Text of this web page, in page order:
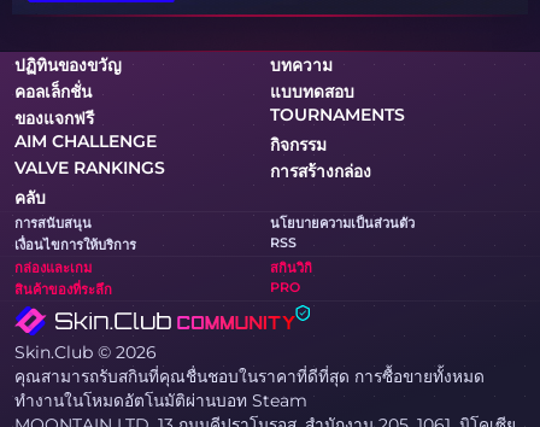
ปฏิทินของขวัญ
บทความ
คอลเล็กชั่น
แบบทดสอบ
ของแจกฟรี
TOURNAMENTS
AIM CHALLENGE
กิจกรรม
VALVE RANKINGS
การสร้างกล่อง
คลับ
การสนับสนุน
นโยบายความเป็นส่วนตัว
เงื่อนไขการให้บริการ
RSS
กล่องและเกม
สกินวิกิ
สินค้าของที่ระลึก
PRO
Skin.Club © 2026
คุณสามารถรับสกินที่คุณชื่นชอบในราคาที่ดีที่สุด การซื้อขายทั้งหมด
ทำงานในโหมดอัตโนมัติผ่านบอท Steam